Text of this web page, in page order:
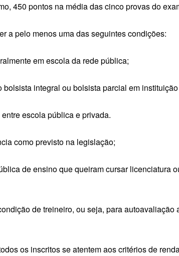
450 pontos na média das cinco provas do
a pelo menos uma das seguintes condições:
em escola da rede pública;
bolsista integral ou bolsista parcial em
escola pública e privada.
como previsto na legislação;
de ensino que queiram cursar
de treineiro, ou seja, para
os inscritos se atentem aos critérios de